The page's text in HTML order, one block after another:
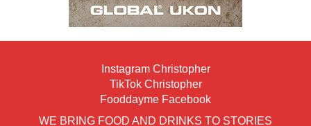
Instagram Christopher
TikTok Christopher
Fooddayme Facebook
WE BRING FOOD AND DRINKS TO STORIES